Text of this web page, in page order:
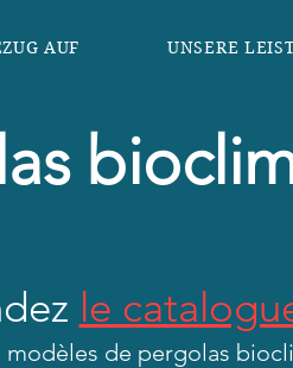
AUF UNSERE
le
modèles de pergolas